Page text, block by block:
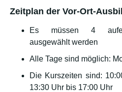
Zeitplan der Vor-Ort-
Es müssen 4
ausgewählt werden
Alle Tage sind möglich:
Die Kurszeiten sind:
13:30 Uhr bis 17:00 Uhr